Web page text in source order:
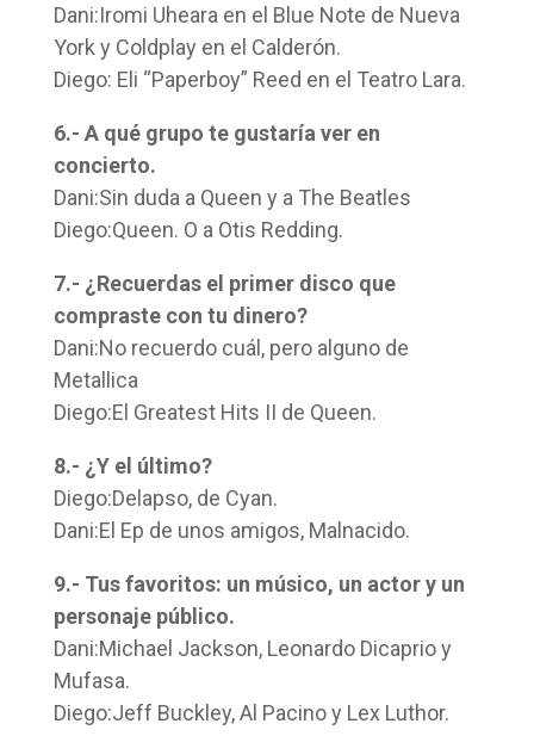
Dani:Iromi Uheara en el Blue Note de Nueva
York y Coldplay en el Calderón.
Diego: Eli “Paperboy” Reed en el Teatro Lara.
6.- A qué grupo te gustaría ver en
concierto.
Dani:Sin duda a Queen y a The Beatles
Diego:Queen. O a Otis Redding.
7.- ¿Recuerdas el primer disco que
compraste con tu dinero?
Dani:No recuerdo cuál, pero alguno de
Metallica
Diego:El Greatest Hits II de Queen.
8.- ¿Y el último?
Diego:Delapso, de Cyan.
Dani:El Ep de unos amigos, Malnacido.
9.- Tus favoritos: un músico, un actor y un
personaje público.
Dani:Michael Jackson, Leonardo Dicaprio y
Mufasa.
Diego:Jeff Buckley, Al Pacino y Lex Luthor.